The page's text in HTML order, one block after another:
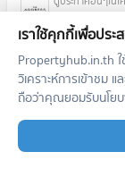
The Address
เช่าคอนโด ไนท์บริ
ช่องนนทรี ทุ่งมหาเ
เราใช้คุกกี้เพื่อป
Propertyhub.in.th
วิเคราะห์การเข้าชม
ถือว่าคุณยอมรับนโยบ